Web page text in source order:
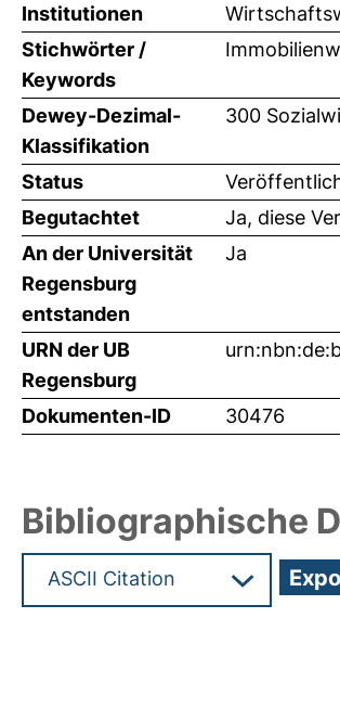
Institutionen
Stichwörter /
Keywords
Dewey-Dezimal-
Klassifikation
300
Status
Begutachtet
Ja, diese
An der Universität
Regensburg
entstanden
Ja
URN der UB
Regensburg
Dokumenten-ID 30476
Bibliographische